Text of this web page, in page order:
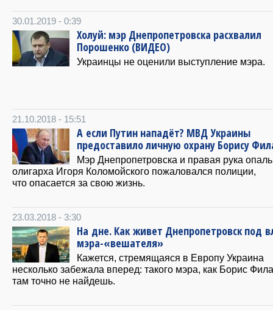
30.01.2019 - 0:39
Холуй: мэр Днепропетровска расхвалил
Порошенко (ВИДЕО)
Украинцы не оценили выступление мэра.
21.10.2018 - 15:51
А если Путин нападёт? МВД Украины
предоставило личную охрану Борису
Мэр Днепропетровска и правая рука
олигарха Игоря Коломойского пожаловался полиции,
что опасается за свою жизнь.
23.03.2018 - 3:30
На дне. Как живет Днепропетровск под
мэра-«вешателя»
Кажется, стремящаяся в Европу Украина
несколько забежала вперед: такого мэра, как Борис
там точно не найдешь.